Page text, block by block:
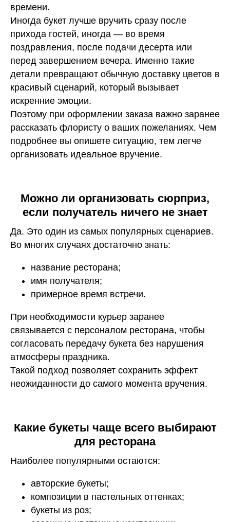
времени.
Иногда букет лучше вручить сразу после
прихода гостей, иногда — во время
поздравления, после подачи десерта или
перед завершением вечера. Именно такие
детали превращают обычную доставку цветов в
красивый сценарий, который вызывает
искренние эмоции.
Поэтому при оформлении заказа важно заранее
рассказать флористу о ваших пожеланиях. Чем
подробнее вы опишете ситуацию, тем легче
организовать идеальное вручение.
Можно ли организовать сюрприз,
если получатель ничего не знает
Да. Это один из самых популярных сценариев.
Во многих случаях достаточно знать:
название ресторана;
имя получателя;
примерное время встречи.
При необходимости курьер заранее
связывается с персоналом ресторана, чтобы
согласовать передачу букета без нарушения
атмосферы праздника.
Такой подход позволяет сохранить эффект
неожиданности до самого момента вручения.
Какие букеты чаще всего выбирают
для ресторана
Наиболее популярными остаются:
авторские букеты;
композиции в пастельных оттенках;
букеты из роз;